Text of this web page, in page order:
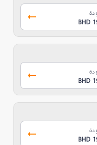
BHD
BHD
BHD